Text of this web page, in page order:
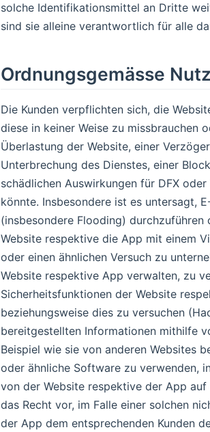
solche Identifikationsmittel an Dritte
sind sie alleine verantwortlich für alle
Ordnungsgemässe
Die Kunden verpflichten sich, die
diese in keiner Weise zu missbrauchen
Überlastung der Website, einer
Unterbrechung des Dienstes, einer
schädlichen Auswirkungen für DFX
könnte. Insbesondere ist es untersagt,
(insbesondere Flooding) durchzuführen
Website respektive die App mit einem
oder einen ähnlichen Versuch zu
Website respektive App verwalten, zu
Sicherheitsfunktionen der Website
beziehungsweise dies zu versuchen
bereitgestellten Informationen mithilfe
Beispiel wie sie von anderen Websites
oder ähnliche Software zu verwenden,
von der Website respektive der App
das Recht vor, im Falle einer solchen
der App dem entsprechenden Kunden